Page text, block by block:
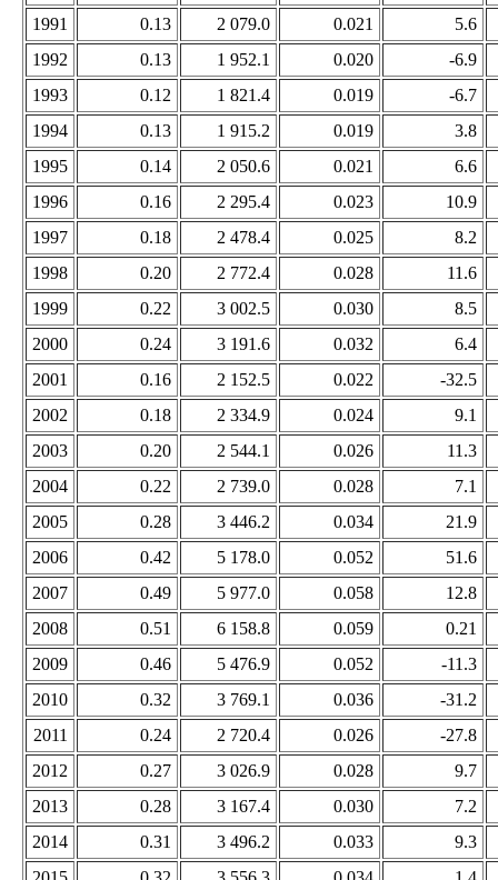
1991
0.13 2 079.0 0.021
5.6
1992
0.13 1 952.1 0.020
-6.9
1993
0.12 1 821.4 0.019
-6.7
1994
0.13 1 915.2 0.019
3.8
1995
0.14 2 050.6 0.021
6.6
1996
0.16 2 295.4 0.023
10.9
1997
0.18 2 478.4 0.025
8.2
1998
0.20 2 772.4 0.028
11.6
1999
0.22 3 002.5 0.030
8.5
2000
0.24 3 191.6 0.032
6.4
2001
0.16 2 152.5 0.022
-32.5
2002
0.18 2 334.9 0.024
9.1
2003
0.20 2 544.1 0.026
11.3
2004
0.22 2 739.0 0.028
7.1
2005
0.28 3 446.2 0.034
21.9
2006
0.42 5 178.0 0.052
51.6
2007
0.49 5 977.0 0.058
12.8
2008
0.51 6 158.8 0.059
0.21
2009
0.46 5 476.9 0.052
-11.3
2010
0.32 3 769.1 0.036
-31.2
2011
0.24 2 720.4 0.026
-27.8
2012
0.27 3 026.9 0.028
9.7
2013
0.28 3 167.4 0.030
7.2
2014
0.31 3 496.2 0.033
9.3